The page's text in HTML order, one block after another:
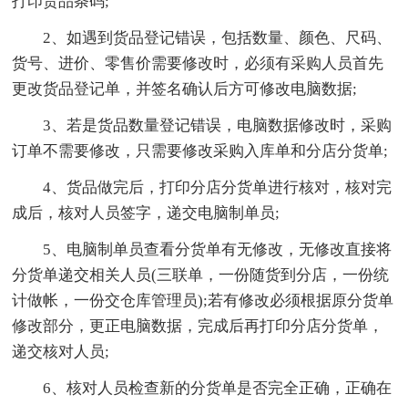
2、如遇到货品登记错误，包括数量、颜色、尺码、
货号、进价、零售价需要修改时，必须有采购人员首先
更改货品登记单，并签名确认后方可修改电脑数据;
3、若是货品数量登记错误，电脑数据修改时，采购
订单不需要修改，只需要修改采购入库单和分店分货单;
4、货品做完后，打印分店分货单进行核对，核对完
成后，核对人员签字，递交电脑制单员;
5、电脑制单员查看分货单有无修改，无修改直接将
分货单递交相关人员(三联单，一份随货到分店，一份统
计做帐，一份交仓库管理员);若有修改必须根据原分货单
修改部分，更正电脑数据，完成后再打印分店分货单，
递交核对人员;
6、核对人员检查新的分货单是否完全正确，正确在